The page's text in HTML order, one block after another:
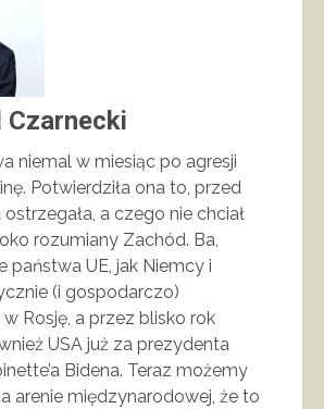
Czarnecki
niemal w miesiąc po agresji
Potwierdziła ona to, przed
a czego nie chciał
rozumiany Zachód. Ba,
państwa UE, jak Niemcy i
(i gospodarczo)
Rosję, a przez blisko rok
USA już za prezydenta
Bidena. Teraz możemy
arenie międzynarodowej, że to